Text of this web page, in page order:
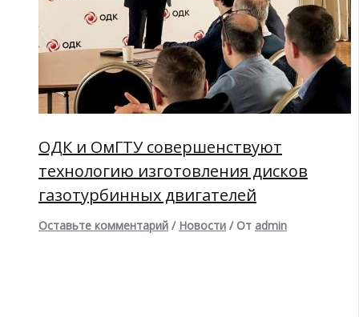
ОДК и ОмГТУ совершенствуют
технологию изготовления дисков
газотурбинных двигателей
Оставьте комментарий / Новости / От admin